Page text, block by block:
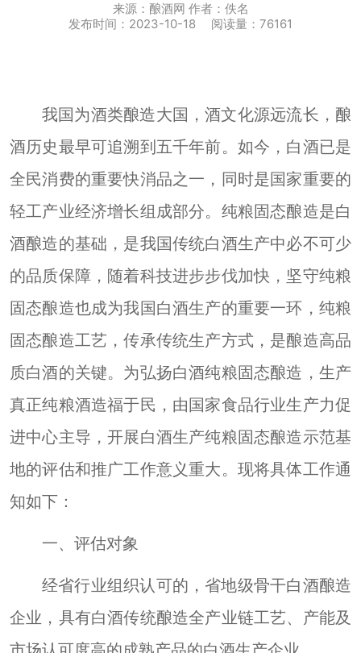
来源：酿酒网 作者：佚名
发布时间：2023-10-18 阅读量：76161
我国为酒类酿造大国，酒文化源远流长， 酿
酒历史最早可追溯到五千年前。如今，白酒已是
全民消费的重要快消品之一，同时是国家重要的
轻工产业经济增长组成部分。纯粮固态酿造是白
酒酿造的基础 ，是我国传统白酒生产中必不可少
的品质保障，随着科技进步步伐加快，坚守纯粮
固态酿造也成为我国白酒生产的重要一环，纯粮
固态酿造工艺，传承传统生产方式，是酿造高品
质白酒的关键。为弘扬白酒纯粮固态酿造，生产
真正纯粮酒造福于民，由国家食品行业生产力促
进中心主导，开展白酒生产纯粮固态酿造示范基
地的评估和推广工作意义重大。现将具体工作通
知如下：
一、评估对象
经省行业组织认可的，省地级骨干白酒酿造
企业，具有白酒传统酿造全产业链工艺、产能及